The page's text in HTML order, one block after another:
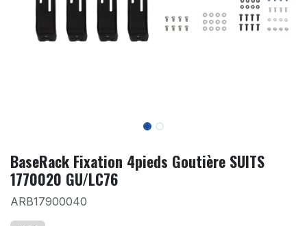
BaseRack Fixation 4pieds Goutière SUITS
1770020 GU/LC76
ARB17900040